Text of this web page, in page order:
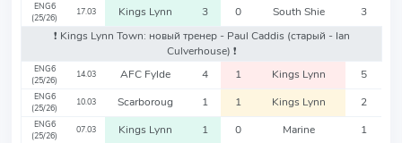
ENG6
(25/26)
17.03 Kings Lynn 3 0 South Shie
3
❗️ Kings Lynn Town: новый тренер - Paul Caddis (старый - Ian
Culverhouse) ❗️
ENG6
(25/26)
14.03 AFC Fylde 4 1 Kings Lynn 5
ENG6
(25/26)
10.03 Scarboroug 1 1 Kings Lynn 2
ENG6
(25/26)
07.03 Kings Lynn 1 0 Marine 1